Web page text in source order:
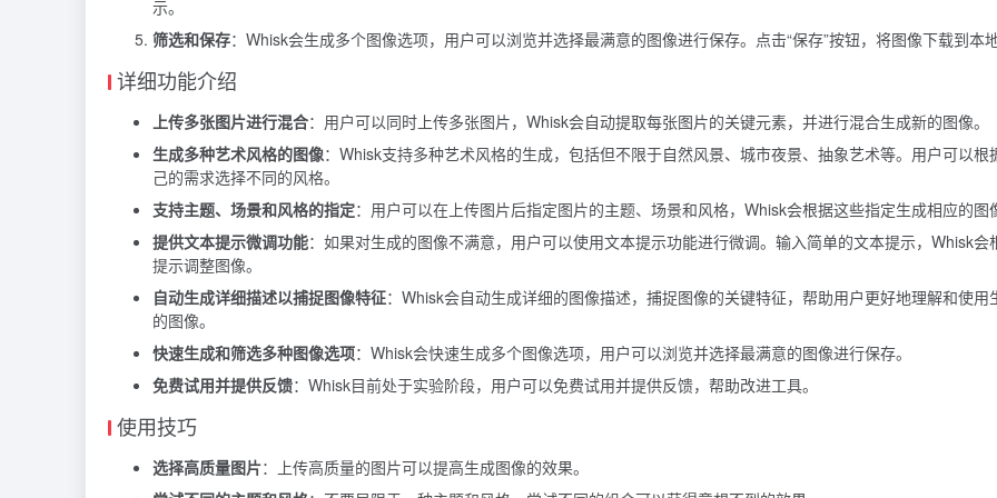
示。
筛选和保存：Whisk会生成多个图像选项，用户可以浏览并选择最满意的图像进行保存。点击“保存”按钮，将图像下载到本地
详细功能介绍
上传多张图片进行混合：用户可以同时上传多张图片，Whisk会自动提取每张图片的关键元素，并进行混合生成新的图像。
生成多种艺术风格的图像：Whisk支持多种艺术风格的生成，包括但不限于自然风景、城市夜景、抽象艺术等。用户可以根
己的需求选择不同的风格。
支持主题、场景和风格的指定：用户可以在上传图片后指定图片的主题、场景和风格，Whisk会根据这些指定生成相应的图
提供文本提示微调功能：如果对生成的图像不满意，用户可以使用文本提示功能进行微调。输入简单的文本提示，Whisk会
提示调整图像。
自动生成详细描述以捕捉图像特征：Whisk会自动生成详细的图像描述，捕捉图像的关键特征，帮助用户更好地理解和使用
的图像。
快速生成和筛选多种图像选项：Whisk会快速生成多个图像选项，用户可以浏览并选择最满意的图像进行保存。
免费试用并提供反馈：Whisk目前处于实验阶段，用户可以免费试用并提供反馈，帮助改进工具。
使用技巧
选择高质量图片：上传高质量的图片可以提高生成图像的效果。